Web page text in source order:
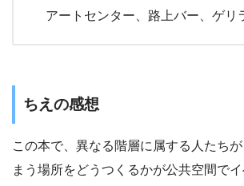
アートセンター、路上バー、ゲリ
ちえの感想
この本で、異なる階層に属する人たち
まう場所をどうつくるかが公共空間で